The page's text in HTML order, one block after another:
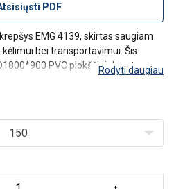
PDF
EMG 4139, skirtas saugiam
bei transportavimui. Šis
PVC plokščiai dengto
PVC medžiaga, siekiant
užseg
Rodyti daugiau
150